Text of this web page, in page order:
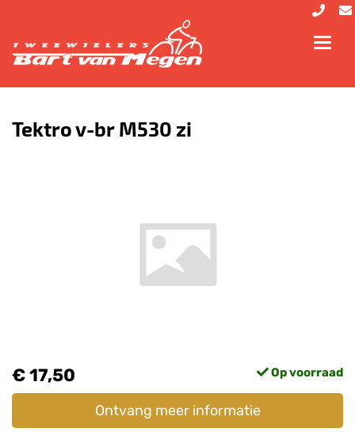
Tektro v-br M530 zi
€ 17,50 Op voorraad
Ontvang meer informatie